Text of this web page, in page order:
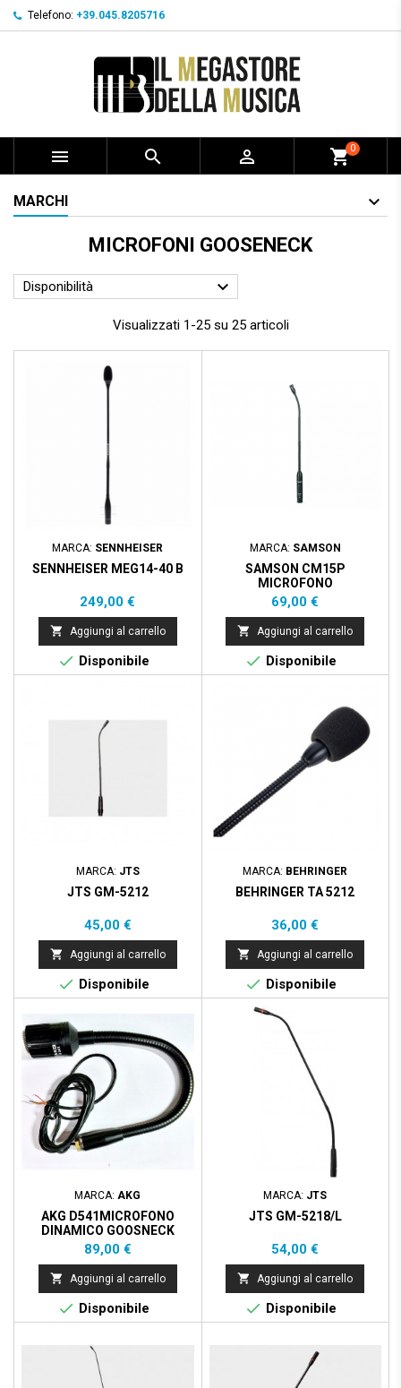
Telefono: +39.045.8205716
   shopping_cart0
MARCHI
MICROFONI GOOSENECK
Disponibilità 
Visualizzati 1-25 su 25 articoli
MARCA: SENNHEISER
SENNHEISER MEG14-40 B
Prezzo
249,00 €
 Aggiungi al carrello
 Disponibile
MARCA: SAMSON
SAMSON CM15P
MICROFONO
CONDENSATORE CARDIOIDE
COLLO D'OCA
Prezzo
69,00 €
 Aggiungi al carrello
 Disponibile
MARCA: JTS
JTS GM-5212
Prezzo
45,00 €
 Aggiungi al carrello
 Disponibile
MARCA: BEHRINGER
BEHRINGER TA 5212
Prezzo
36,00 €
 Aggiungi al carrello
 Disponibile
MARCA: AKG
AKG D541MICROFONO
DINAMICO GOOSNECK
Prezzo
89,00 €
 Aggiungi al carrello
 Disponibile
MARCA: JTS
JTS GM-5218/L
Prezzo
54,00 €
 Aggiungi al carrello
 Disponibile